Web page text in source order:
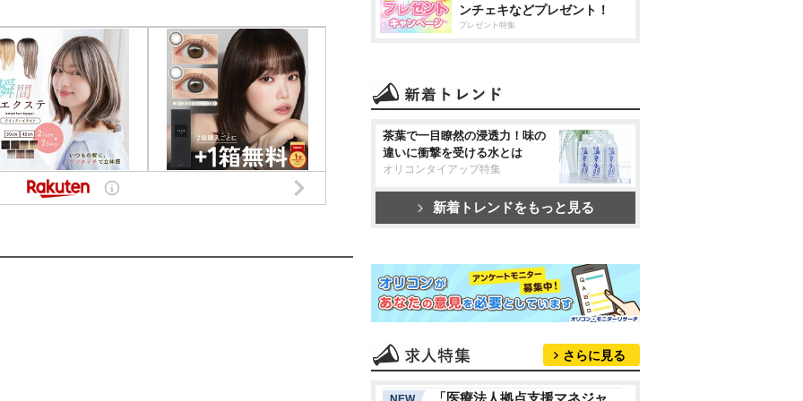
ンチェキなどプレゼント！
プレゼント特集
茶葉で一目瞭然の浸透力！味の
違いに衝撃を受ける水とは
オリコンタイアップ特集
新着トレンドをもっと見る
さらに見る
「医療法人拠点支援マネジャ